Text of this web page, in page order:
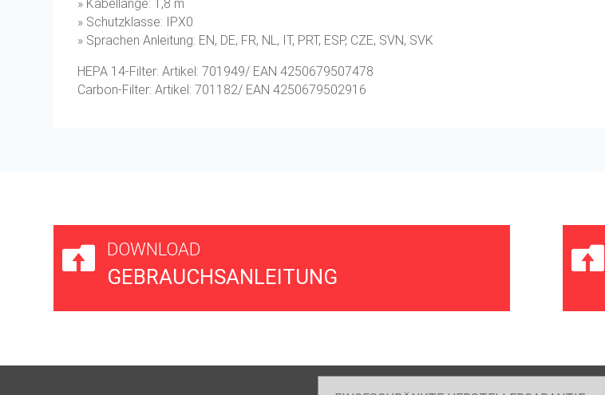
» Kabellänge: 1,8 m
» Schutzklasse: IPX0
» Sprachen Anleitung: EN, DE, FR, NL, IT, PRT, ESP, CZE, SVN, SVK
HEPA 14-Filter: Artikel: 701949/ EAN 4250679507478
Carbon-Filter: Artikel: 701182/ EAN 4250679502916
 DOWNLOAD
GEBRAUCHSANLEITUNG
